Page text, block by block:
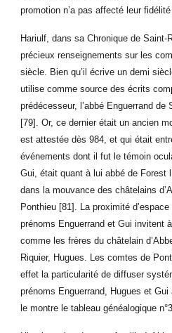
promotion n’a pas affecté leur
Hariulf, dans sa Chronique de Saint-
précieux renseignements sur les
siècle. Bien qu’il écrive un demi
utilise comme source des écrits
prédécesseur, l’abbé Enguerrand de
[79]. Or, ce dernier était un ancien
est attestée dès 984, et qui était
événements dont il fut le témoin
Gui, était quant à lui abbé de Forest
dans la mouvance des châtelains
Ponthieu [81]. La proximité
prénoms Enguerrand et Gui invitent
comme les frères du châtelain
Riquier, Hugues. Les comtes de
effet la particularité de diffuser
prénoms Enguerrand, Hugues et
le montre le tableau généalogique